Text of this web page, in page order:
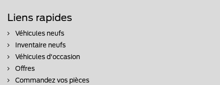
Liens rapides
Véhicules neufs
Inventaire neufs
Véhicules d'occasion
Offres
Commandez vos pièces